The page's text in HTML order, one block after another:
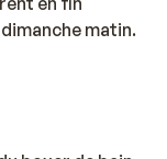
matin.